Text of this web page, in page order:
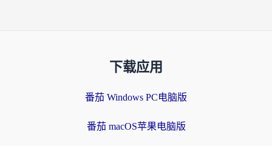
下载应用
番茄 Windows PC电脑版
番茄 macOS苹果电脑版